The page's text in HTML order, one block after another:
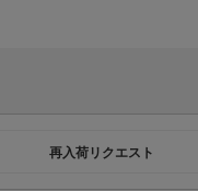
再入荷リクエスト